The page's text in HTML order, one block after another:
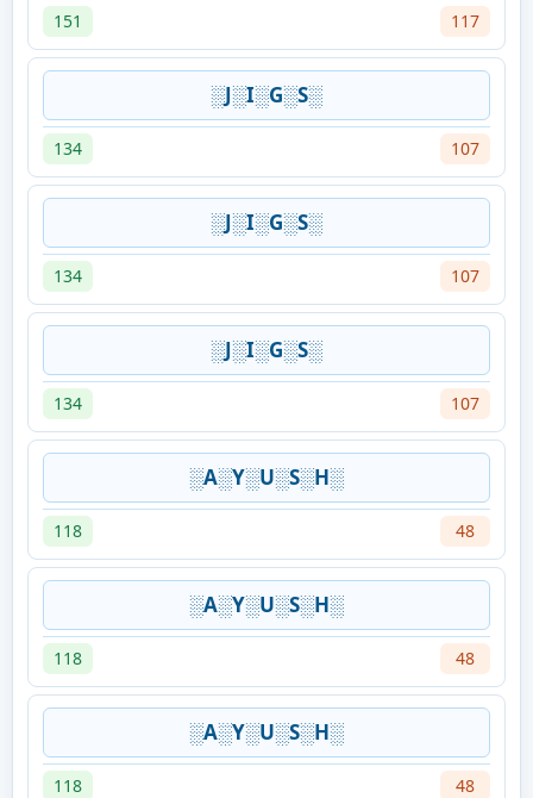
151 117
░J░I░G░S░
134 107
░J░I░G░S░
134 107
░J░I░G░S░
134 107
░A░Y░U░S░H░
118 48
░A░Y░U░S░H░
118 48
░A░Y░U░S░H░
118 48